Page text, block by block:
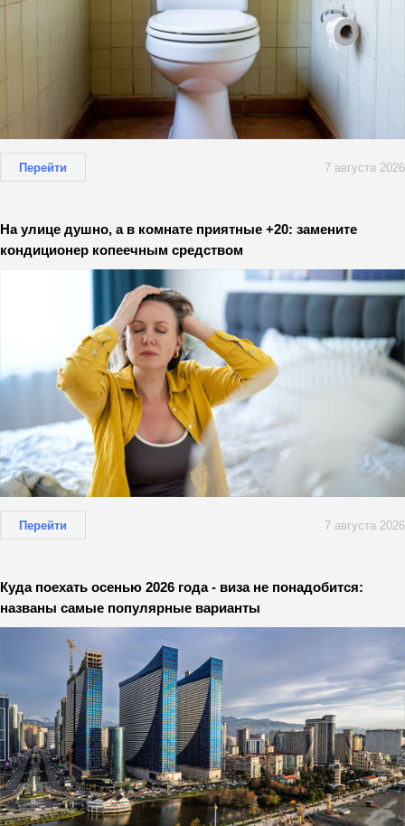
Перейти 7 августа 2026
На улице душно, а в комнате приятные +20: замените
кондиционер копеечным средством
Перейти 7 августа 2026
Куда поехать осенью 2026 года - виза не понадобится:
названы самые популярные варианты